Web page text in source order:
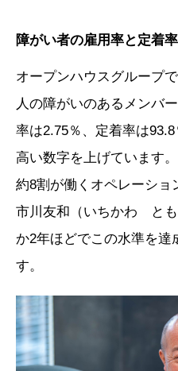
障がい者の雇用率と定着
オープンハウスグループ
人の障がいのあるメンバ
率は2.75％、定着率は
高い数字を上げています
約8割が働くオペレーショ
市川友和（いちかわ と
か2年ほどでこの水準を
す。